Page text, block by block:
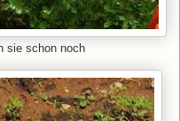
sie schon noch